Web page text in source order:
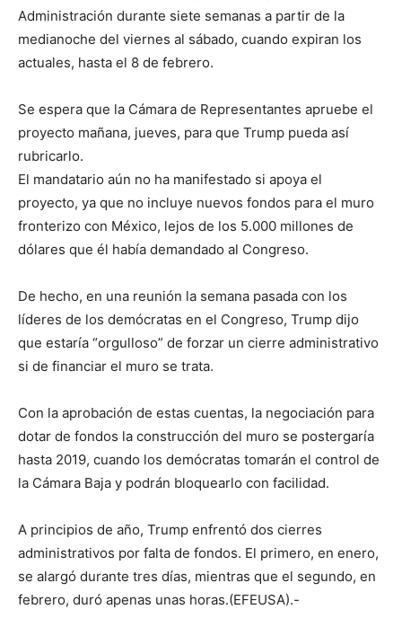
Administración durante siete semanas a partir de la
medianoche del viernes al sábado, cuando expiran los
actuales, hasta el 8 de febrero.
Se espera que la Cámara de Representantes apruebe el
proyecto mañana, jueves, para que Trump pueda así
rubricarlo.
El mandatario aún no ha manifestado si apoya el
proyecto, ya que no incluye nuevos fondos para el muro
fronterizo con México, lejos de los 5.000 millones de
dólares que él había demandado al Congreso.
De hecho, en una reunión la semana pasada con los
líderes de los demócratas en el Congreso, Trump dijo
que estaría “orgulloso” de forzar un cierre administrativo
si de financiar el muro se trata.
Con la aprobación de estas cuentas, la negociación para
dotar de fondos la construcción del muro se postergaría
hasta 2019, cuando los demócratas tomarán el control de
la Cámara Baja y podrán bloquearlo con facilidad.
A principios de año, Trump enfrentó dos cierres
administrativos por falta de fondos. El primero, en enero,
se alargó durante tres días, mientras que el segundo, en
febrero, duró apenas unas horas.(EFEUSA).-